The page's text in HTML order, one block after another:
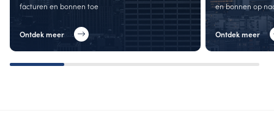
facturen en bonnen toe
Ontdek meer
en bonnen op
Ontdek meer